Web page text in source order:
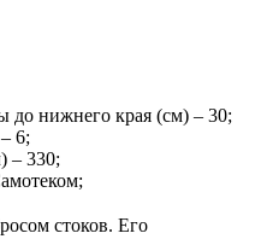
до нижнего края (см) – 30;
6;
– 330;
стоков. Его